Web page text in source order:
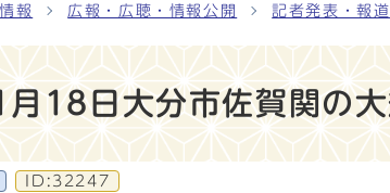
報 広報・広聴・情報公開 記者発表・報
18日大分市佐賀関の
ID:32247